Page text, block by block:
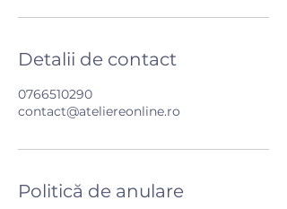
Detalii de contact
0766510290
contact@ateliereonline.ro
Politică de anulare